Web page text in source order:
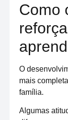
Como
O
mais
família.
Algumas